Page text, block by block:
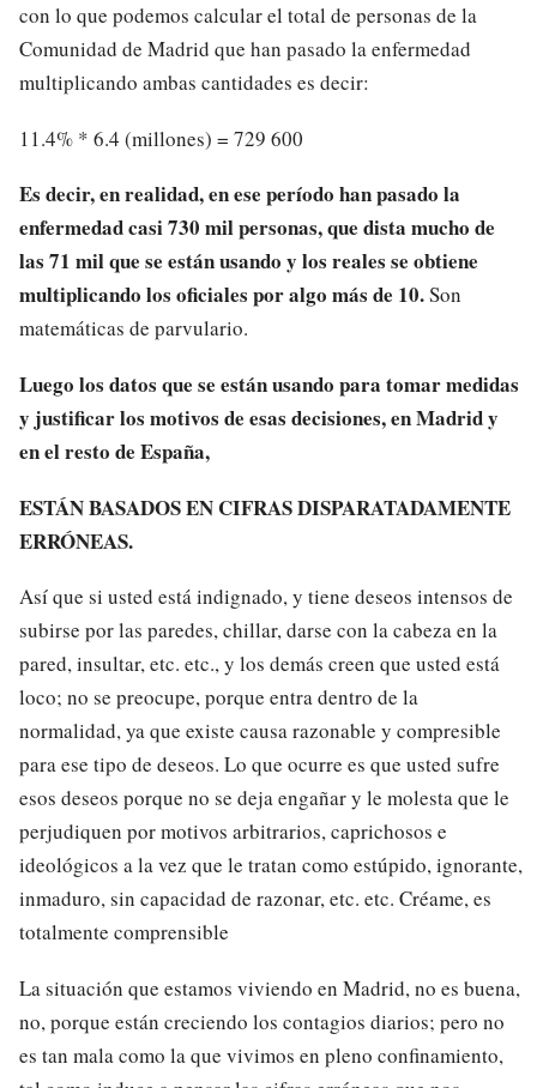
con lo que podemos calcular el total de personas de la
Comunidad de Madrid que han pasado la enfermedad
multiplicando ambas cantidades es decir:
11.4% * 6.4 (millones) = 729 600
Es decir, en realidad, en ese período han pasado la
enfermedad casi 730 mil personas, que dista mucho de
las 71 mil que se están usando y los reales se obtiene
multiplicando los oficiales por algo más de 10.Son
matemáticas de parvulario.
Luego los datos que se están usando para tomar medidas
y justificar los motivos de esas decisiones, en Madrid y
en el resto de España,
ESTÁN BASADOS EN CIFRAS DISPARATADAMENTE
ERRÓNEAS.
Así que si usted está indignado, y tiene deseos intensos de
subirse por las paredes, chillar, darse con la cabeza en la
pared, insultar, etc. etc., y los demás creen que usted está
loco; no se preocupe, porque entra dentro de la
normalidad, ya que existe causa razonable y compresible
para ese tipo de deseos. Lo que ocurre es que usted sufre
esos deseos porque no se deja engañar y le molesta que le
perjudiquen por motivos arbitrarios, caprichosos e
ideológicos a la vez que le tratan como estúpido, ignorante,
inmaduro, sin capacidad de razonar, etc. etc. Créame, es
totalmente comprensible
La situación que estamos viviendo en Madrid, no es buena,
no, porque están creciendo los contagios diarios; pero no
es tan mala como la que vivimos en pleno confinamiento,